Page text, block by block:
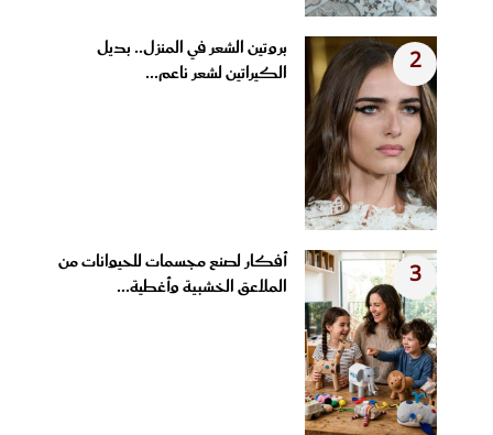
2
بروتين الشعر في المنزل.. بديل
الكيراتين لشعر ناعم...
3
أفكار لصنع مجسمات للحيوانات من
الملاعق الخشبية وأغطية...